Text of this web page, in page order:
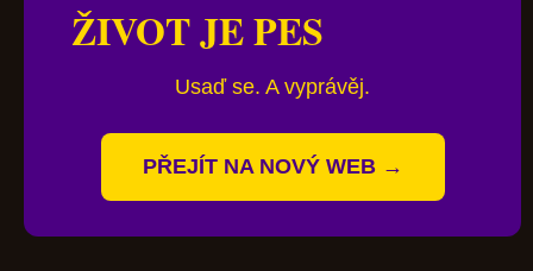
ŽIVOT JE PES
Usaď se. A vyprávěj.
PŘEJÍT NA NOVÝ WEB →